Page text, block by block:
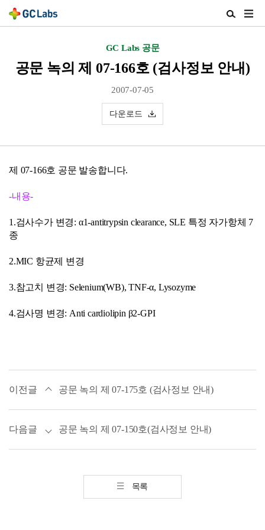
검
색
GC Labs 공문
공문 녹의 제 07-166호 (검사정보 안내)
2007-07-05
다운로드
제 07-166호 공문 발송합니다.
-내용-
1.검사수가 변경: α1-antitrypsin clearance, SLE 특정 자가항체 7
종
2.MIC 항균제 변경
3.참고치 변경: Selenium(WB), TNF-α, Lysozyme
4.검사명 변경: Anti cardiolipin β2-GPI
이전글 공문 녹의 제 07-175호 (검사정보 안내)
다음글 공문 녹의 제 07-150호(검사정보 안내)
목록